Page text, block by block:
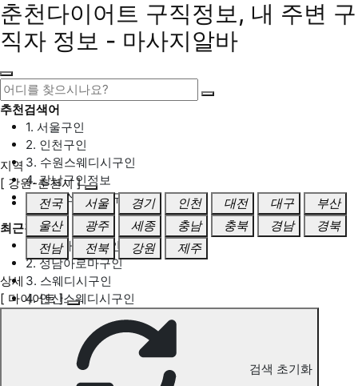
춘천다이어트 구직정보, 내 주변 구
직자 정보 - 마사지알바
추천검색어
1. 서울구인
2. 인천구인
3. 수원스웨디시구인
4. 강남구인정보
5. 동탄스웨디시구인
최근검색어
1. 일산마사지구인
2. 성남아로마구인
3. 스웨디시구인
4. 안산스웨디시구인
춘천 다이어트 구직정보
지역
[ 강원-춘천시 ]
전국
서울 경기 인천 대전 대구
부산
울산
광주 세종 충남 충북 경남
경북
전남
전북 강원 제주
상세
[ 다이어트 ]
검색 초기화